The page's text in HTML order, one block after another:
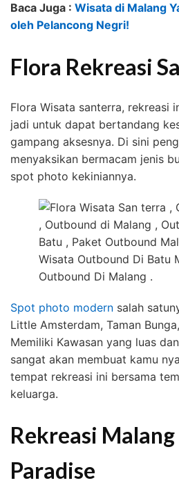
Baca Juga : Wisata di Malang
oleh Pelancong Negri!
Flora Rekreasi
Flora Wisata santerra, rekreasi
jadi untuk dapat bertandang
gampang aksesnya. Di sini
menyaksikan bermacam jenis
spot photo kekiniannya.
Spot photo modern salah
Little Amsterdam, Taman
Memiliki Kawasan yang luas
sangat akan membuat kamu
tempat rekreasi ini bersama
keluarga.
Rekreasi
Paradise